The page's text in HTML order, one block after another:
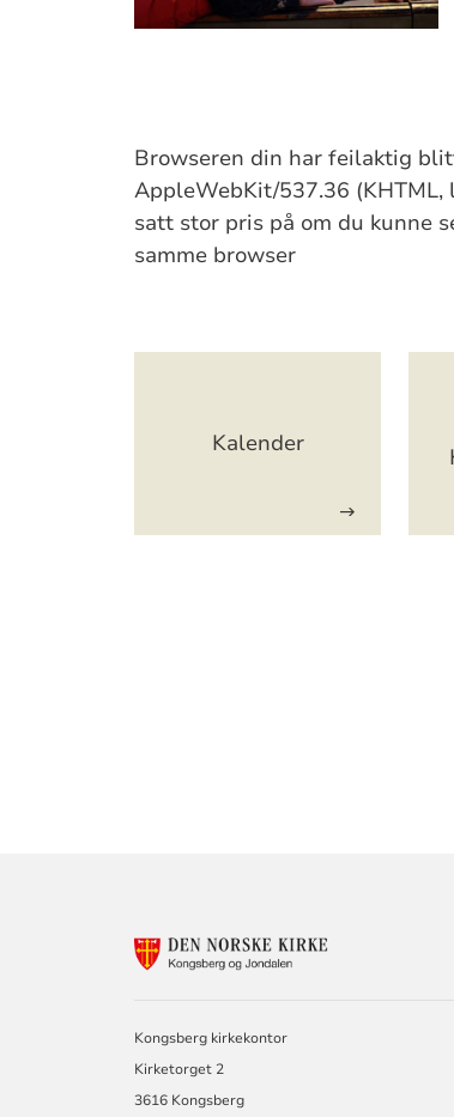
Browseren din har feilaktig
AppleWebKit/537.36 (KHTML,
satt stor pris på om du kunne
samme browser
Kalender
Kongsberg kirkekontor
Kirketorget 2
3616 Kongsberg